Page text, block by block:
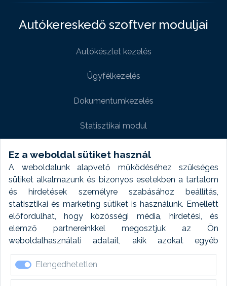
Ez a weboldal sütiket használ
A weboldalunk alapvető működéséhez szükséges
sütiket alkalmazunk és bizonyos esetekben a tartalom
és hirdetések személyre szabásához beállítás,
statisztikai és marketing sütiket is használunk. Emellett
előfordulhat, hogy közösségi média, hirdetési, és
elemző partnereinkkel megosztjuk az Ön
weboldalhasználati adatait, akik azokat egyéb
forrásokból gyűjtött adatokkal kombinálhatják. A sütik
elfogadásával kapcsolatosan naplózást végzünk és
ezen adatokat 6 hónap után automatikusan töröljük. A
Elengedhetetlen
Autókereskedő szoftver moduljai
Autókészlet kezelés
Ügyfélkezelés
Dokumentumkezelés
Statisztikai modul
Weboldal modul
Fényképtár extra modul
Autómosó modul
Feladatütemezés